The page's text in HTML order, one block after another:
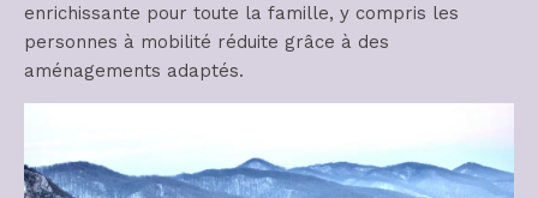
enrichissante pour toute la famille, y compris les
personnes à mobilité réduite grâce à des
aménagements adaptés.